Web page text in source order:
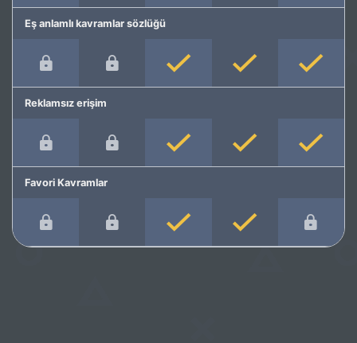
Eş anlamlı kavramlar sözlüğü
Reklamsız erişim
Favori Kavramlar